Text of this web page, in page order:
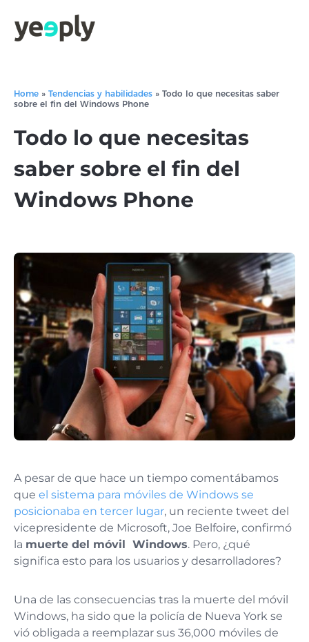
Home » Tendencias y habilidades » Todo lo que necesitas saber
sobre el fin del Windows Phone
Todo lo que necesitas
saber sobre el fin del
Windows Phone
A pesar de que hace un tiempo comentábamos
que el sistema para móviles de Windows se
posicionaba en tercer lugar, un reciente tweet del
vicepresidente de Microsoft, Joe Belfoire, confirmó
la muerte del móvil Windows. Pero, ¿qué
significa esto para los usuarios y desarrolladores?
Una de las consecuencias tras la muerte del móvil
Windows, ha sido que la policía de Nueva York se
vió obligada a reemplazar sus 36,000 móviles de